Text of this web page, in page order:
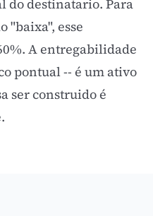
do destinatario. Para
"baixa", esse
A entregabilidade
pontual -- é um ativo
ser construido é